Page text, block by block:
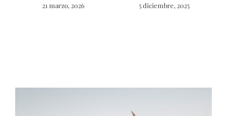
21 marzo, 2026 5 diciembre, 2025